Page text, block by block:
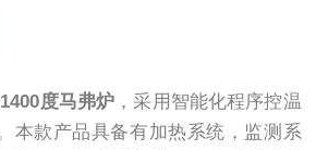
度马弗炉 ，采用智能化程序控温
本款产品具备有加热系统，监测系